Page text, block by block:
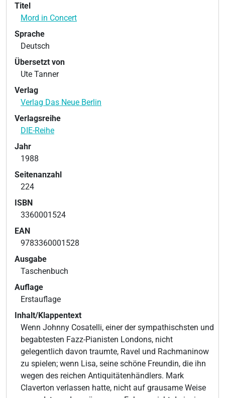
Titel
Mord in Concert
Sprache
Deutsch
Übersetzt von
Ute Tanner
Verlag
Verlag Das Neue Berlin
Verlagsreihe
DIE-Reihe
Jahr
1988
Seitenanzahl
224
ISBN
3360001524
EAN
9783360001528
Ausgabe
Taschenbuch
Auflage
Erstauflage
Inhalt/Klappentext
Wenn Johnny Cosatelli, einer der sympathischsten und
begabtesten Fazz-Pianisten Londons, nicht
gelegentlich davon traumte, Ravel und Rachmaninow
zu spielen; wenn Lisa, seine schöne Freundin, die ihn
wegen des reichen Antiquitätenhändlers. Mark
Claverton verlassen hatte, nicht auf grausame Weise